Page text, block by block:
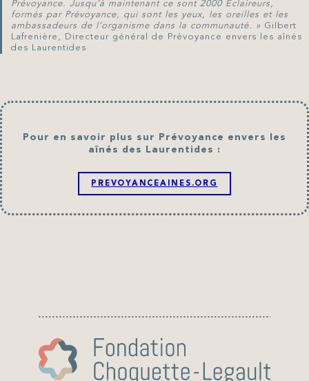
Prévoyance. Jusqu’à maintenant ce sont 2000 Éclaireurs,
formés par Prévoyance, qui sont les yeux, les oreilles et les
ambassadeurs de l’organisme dans la communauté. » Gilbert
Lafrenière, Directeur général de Prévoyance envers les aînés
des Laurentides
Pour en savoir plus sur Prévoyance envers les
aînés des Laurentides :
PREVOYANCEAINES.ORG